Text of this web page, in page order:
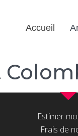
Accueil
Estimer
Frais de